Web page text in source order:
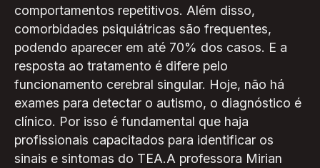
comportamentos repetitivos. Além disso,
comorbidades psiquiátricas são frequentes,
podendo aparecer em até 70% dos casos. E a
resposta ao tratamento é difere pelo
funcionamento cerebral singular. Hoje, não há
exames para detectar o autismo, o diagnóstico é
clínico. Por isso é fundamental que haja
profissionais capacitados para identificar os
sinais e sintomas do TEA.A professora Mirian